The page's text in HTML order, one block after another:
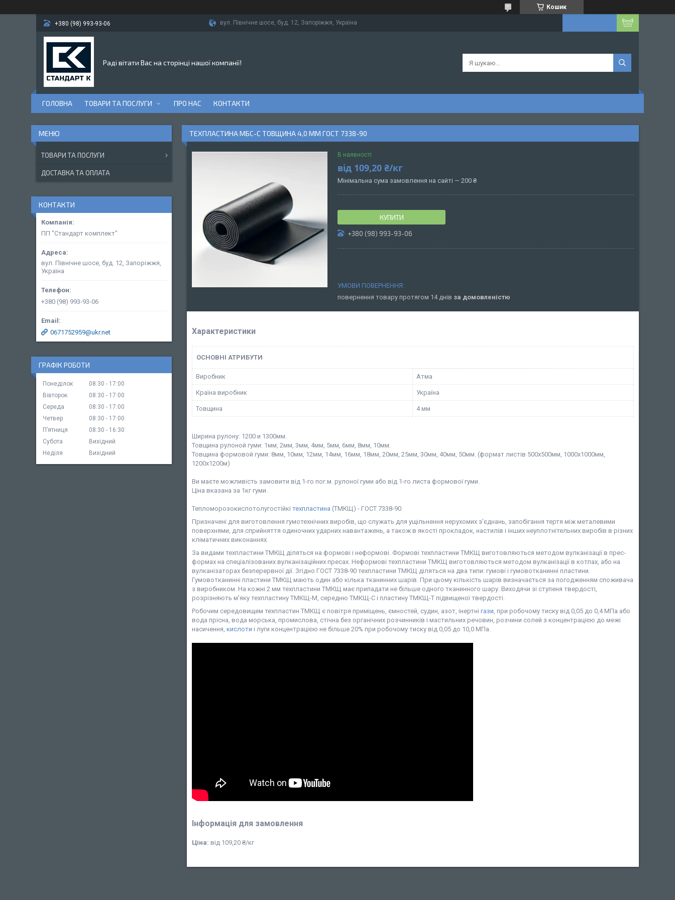
Кошик
+380 (98) 993-93-06 вул. Північне шосе, буд. 12, Запоріжжя, Україна
Раді вітати Вас на сторінці нашої компанії!
ГОЛОВНА ТОВАРИ ТА ПОСЛУГИ ПРО НАС КОНТАКТИ
ТЕХПЛАСТИНА МБС-C ТОВЩИНА 4,0 ММ ГОСТ 7338-90
В наявності
від 109,20 ₴/кг
Мінімальна сума замовлення на сайті — 200 ₴
КУПИТИ
+380 (98) 993-93-06
повернення товару протягом 14 днів за домовленістю
Характеристики
ОСНОВНІ АТРИБУТИ
Виробник Атма
Країна виробник Україна
Товщина 4 мм
Ширина рулону: 1200 и 1300мм.
Товщина рулоной гуми: 1мм, 2мм, 3мм, 4мм, 5мм, 6мм, 8мм, 10мм.
Товщина формовой гуми: 8мм, 10мм, 12мм, 14мм, 16мм, 18мм, 20мм, 25мм, 30мм, 40мм, 50мм. (формат листів 500х500мм, 1000х1000мм,
1200х1200м)
Ви маєте можливість замовити від 1-го пог.м. рулоної гуми або від 1-го листа формової гуми.
Ціна вказана за 1кг гуми.
Тепломорозокислотолугостійкі техпластина (ТМКЩ) - ГОСТ 7338-90
Призначені для виготовлення гумотехнічних виробів, що служать для ущільнення нерухомих з'єднань, запобігання тертя між металевими
поверхнями, для сприйняття одиночних ударних навантажень, а також в якості прокладок, настилів і інших неуплотнітельних виробів в різних
кліматичних виконаннях.
За видами техпластини ТМКЩ діляться на формові і неформові. Формові техпластини ТМКЩ виготовляються методом вулканізації в прес-
формах на спеціалізованих вулканізаційних пресах. Неформові техпластини ТМКЩ виготовляються методом вулканізації в котлах, або на
вулканізаторах безперервної дії. Згідно ГОСТ 7338-90 техпластини ТМКЩ діляться на два типи: гумові і гумовотканинні пластини.
Гумовотканинні пластини ТМКЩ мають один або кілька тканинних шарів. При цьому кількість шарів визначається за погодженням споживача
з виробником. На кожні 2 мм техпластини ТМКЩ має припадати не більше одного тканинного шару. Виходячи зі ступеня твердості,
розрізняють м'яку техпластину ТМКЩ-М, середню ТМКЩ-С і пластину ТМКЩ-Т підвищеної твердості.
Робочим середовищем техпластин ТМКЩ є повітря приміщень, ємностей, судин, азот, інертні гази , при робочому тиску від 0,05 до 0,4 МПа або
вода прісна, вода морська, промислова, стічна без органічних розчинників і мастильних речовин, розчини солей з концентрацією до межі
насичення, кислоти і луги концентрацією не більше 20% при робочому тиску від 0,05 до 10,0 МПа.
Інформація для замовлення
Ціна: від 109,20 ₴/кг
ТОВАРИ ТА ПОСЛУГИ
ДОСТАВКА ТА ОПЛАТА
КОНТАКТИ
ПП "Стандарт комплект"
вул. Північне шосе, буд. 12, Запоріжжя,
Україна
+380 (98) 993-93-06
0671752959@ukr.net
ГРАФІК РОБОТИ
Понеділок 08:30
17:00
Вівторок
08:30
17:00
Середа
08:30
17:00
Четвер
08:30
17:00
Пʼятниця
08:30
16:30
Субота
Вихідний
Неділя
Вихідний